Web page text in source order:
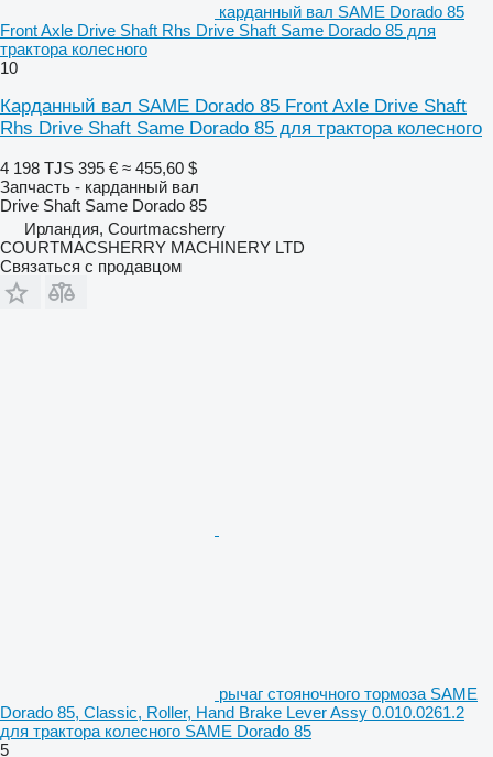
карданный вал SAME Dorado 85
Front Axle Drive Shaft Rhs Drive Shaft Same Dorado 85 для
трактора колесного
10
Карданный вал SAME Dorado 85 Front Axle Drive Shaft
Rhs Drive Shaft Same Dorado 85 для трактора колесного
4 198 TJS 395 € ≈ 455,60 $
Запчасть - карданный вал
Drive Shaft Same Dorado 85
Ирландия, Courtmacsherry
COURTMACSHERRY MACHINERY LTD
Связаться с продавцом
рычаг стояночного тормоза SAME
Dorado 85, Classic, Roller, Hand Brake Lever Assy 0.010.0261.2
для трактора колесного SAME Dorado 85
5